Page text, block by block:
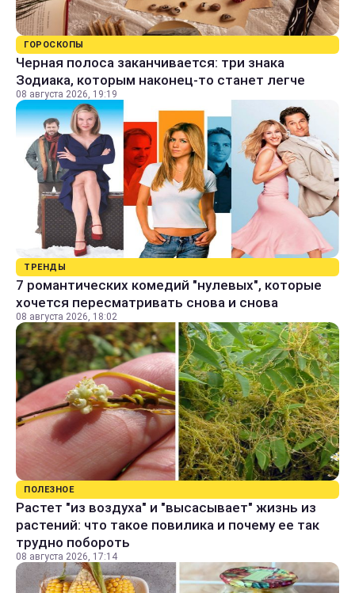
ГОРОСКОПЫ
Черная полоса заканчивается: три знака
Зодиака, которым наконец-то станет легче
08 августа 2026, 19:19
ТРЕНДЫ
7 романтических комедий "нулевых", которые
хочется пересматривать снова и снова
08 августа 2026, 18:02
ПОЛЕЗНОЕ
Растет "из воздуха" и "высасывает" жизнь из
растений: что такое повилика и почему ее так
трудно побороть
08 августа 2026, 17:14